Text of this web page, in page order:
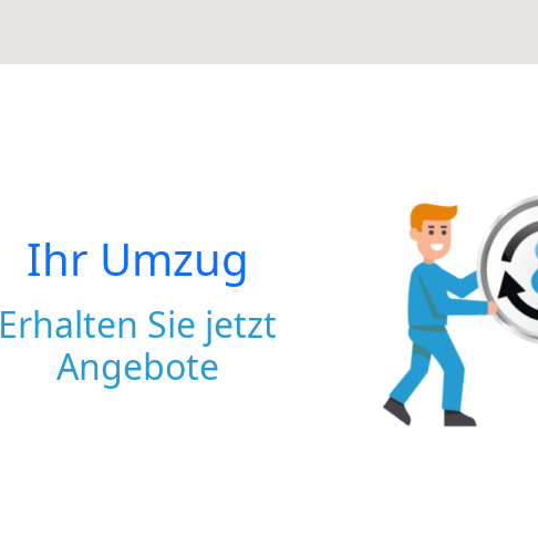
Ihr Umzug
Erhalten Sie jetzt
Angebote